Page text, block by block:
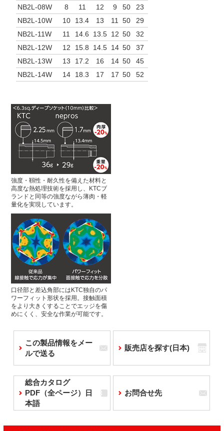
NB2L-08W
8 11 12 9 50
23
NB2L-10W
10 13.4 13 11 50
29
NB2L-11W
11 14.6 13.5 12 50
32
NB2L-12W
12 15.8 14.5 14 50
37
NB2L-13W
13 17.2 16 14 50
45
NB2L-14W
14 18.3 17 17 50 52
強度・靱性・耐久性を備えた材料と
高度な熱処理技術を採用し、KTCブ
ランドと同等の強度ながら薄肉・軽
量化を実現しています。
口径部と差込角部にはKTC独自のパ
ワーフィット形状を採用。接触面積
をより大きくすることでエッジを傷
めにくく、安全な作業が可能です。
この製品情報をメー
ルで送る
販売店を探す(日本)
総合カタログ
PDF（全ページ）日
本語
お問合せ先